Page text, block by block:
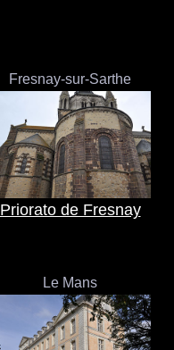
Fresnay-sur-Sarthe
Priorato de Fresnay
Le Mans